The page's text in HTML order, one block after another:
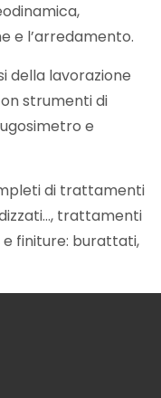
e l’arredamento.
della lavorazione
strumenti di
e
di trattamenti
trattamenti
finiture: burattati,